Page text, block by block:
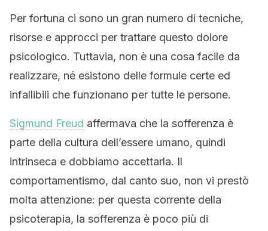
Per fortuna ci sono un gran numero di tecniche,
risorse e approcci per trattare questo dolore
psicologico. Tuttavia, non è una cosa facile da
realizzare, né esistono delle formule certe ed
infallibili che funzionano per tutte le persone.
Sigmund Freud affermava che la sofferenza è
parte della cultura dell’essere umano, quindi
intrinseca e dobbiamo accettarla. Il
comportamentismo, dal canto suo, non vi prestò
molta attenzione: per questa corrente della
psicoterapia, la sofferenza è poco più di